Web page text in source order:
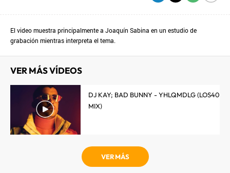
El video muestra principalmente a Joaquín Sabina en un estudio de
grabación mientras interpreta el tema.
VER MÁS VÍDEOS
DJ KAY; BAD BUNNY - YHLQMDLG (LOS40
MIX)
VER MÁS